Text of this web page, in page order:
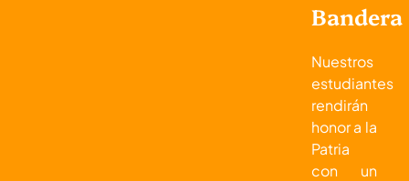
Bandera
Nuestros
estudiantes
rendirán
honor a la
Patria
con un